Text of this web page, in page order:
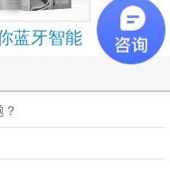
蓝牙智能
计定制
手机包
设计